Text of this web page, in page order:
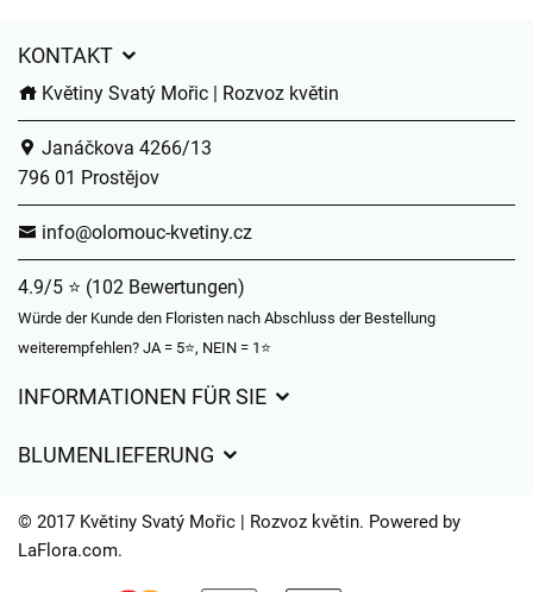
KONTAKT
Květiny Svatý Mořic | Rozvoz květin
Janáčkova 4266/13
796 01 Prostějov
info@olomouc-kvetiny.cz
4.9/5 ⭐ (102 Bewertungen)
Würde der Kunde den Floristen nach Abschluss der Bestellung
weiterempfehlen? JA = 5⭐, NEIN = 1⭐
INFORMATIONEN FÜR SIE
Lieferzeiten für Blumen – Übersicht der Möglichkeiten
BLUMENLIEFERUNG
Wohin wir Blumen liefern
© 2017 Květiny Svatý Mořic | Rozvoz květin. Powered by
LaFlora.com.